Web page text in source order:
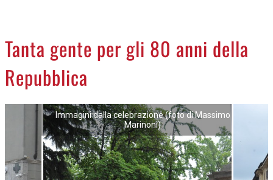
LA PIAZZA
ACCEDI
Tanta gente per gli 80 anni della
Repubblica
Immagini dalla celebrazione (foto di Massimo
Marinoni)